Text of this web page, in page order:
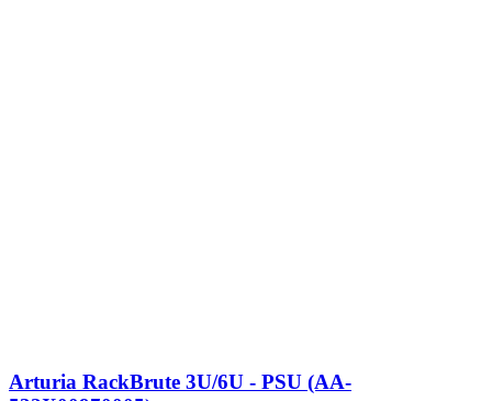
Arturia RackBrute 3U/6U - PSU (AA-